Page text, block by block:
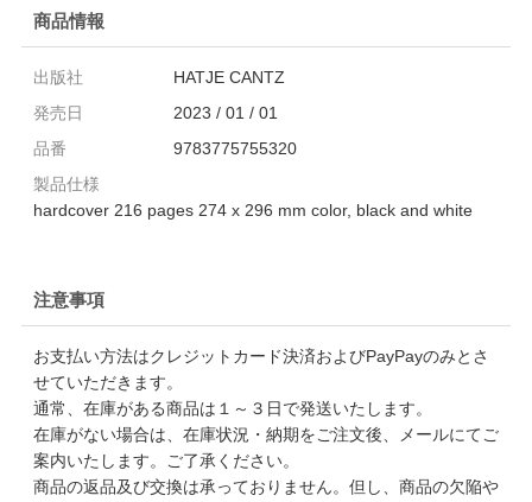
商品情報
出版社
HATJE CANTZ
発売日
2023 / 01 / 01
品番
9783775755320
製品仕様
hardcover 216 pages 274 x 296 mm color, black and white
注意事項
お支払い方法はクレジットカード決済およびPayPayのみとさ
せていただきます。
通常、在庫がある商品は１～３日で発送いたします。
在庫がない場合は、在庫状況・納期をご注文後、メールにてご
案内いたします。ご了承ください。
商品の返品及び交換は承っておりません。但し、商品の欠陥や